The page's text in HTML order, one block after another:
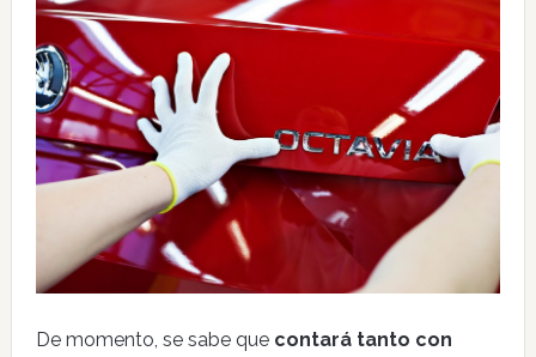
De momento, se sabe quecontará tanto con